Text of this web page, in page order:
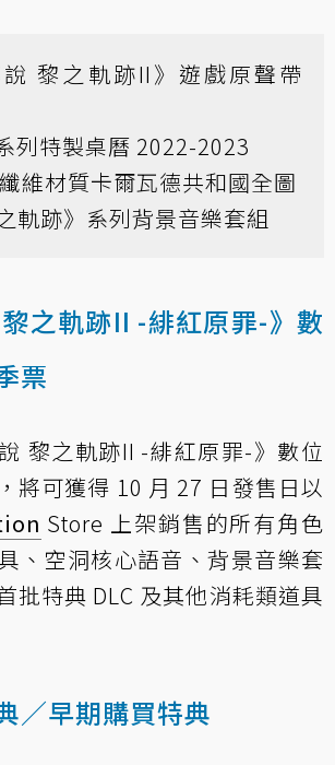
黎之軌跡II》遊戲原聲帶
列特製桌曆 2022-2023
維材質卡爾瓦德共和國全圖
軌跡》系列背景音樂套組
黎之軌跡II -緋紅原罪-》數
票
黎之軌跡II -緋紅原罪-》數位
將可獲得 10 月 27 日發售日以
Store 上架銷售的所有角色
、空洞核心語音、背景音樂套
批特典 DLC 及其他消耗類道具
／早期購買特典